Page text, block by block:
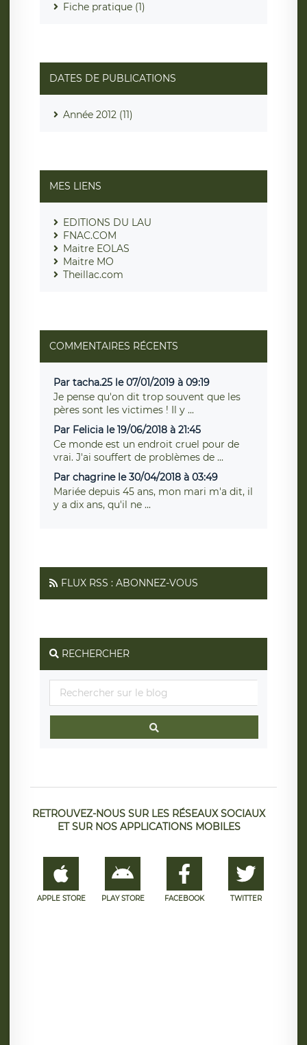
Fiche pratique (1)
DATES DE PUBLICATIONS
Année 2012 (11)
MES LIENS
EDITIONS DU LAU
FNAC.COM
Maitre EOLAS
Maitre MO
Theillac.com
COMMENTAIRES RÉCENTS
Par tacha.25 le 07/01/2019 à 09:19
Je pense qu'on dit trop souvent que les
pères sont les victimes ! Il y ...
Par Felicia le 19/06/2018 à 21:45
Ce monde est un endroit cruel pour de
vrai. J'ai souffert de problèmes de ...
Par chagrine le 30/04/2018 à 03:49
Mariée depuis 45 ans, mon mari m'a dit, il
y a dix ans, qu'il ne ...
FLUX RSS : ABONNEZ-VOUS
RECHERCHER
RETROUVEZ-NOUS SUR LES RÉSEAUX SOCIAUX
ET SUR NOS APPLICATIONS MOBILES
APPLE STORE PLAY STORE FACEBOOK TWITTER